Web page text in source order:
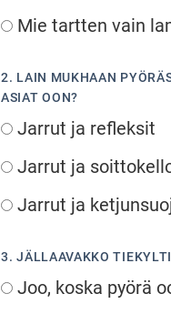
Mie tartten vain
2. LAIN MUKHAAN
ASIAT OON?
Jarrut ja refleksit
Jarrut ja
Jarrut ja
3. JÄLLAAVAKKO
Joo, koska pyörä